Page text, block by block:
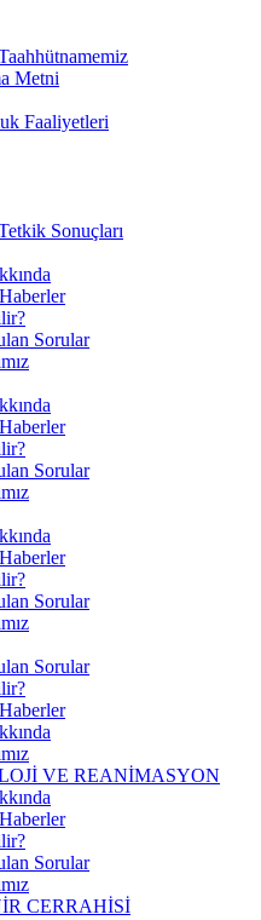
Metni
Faaliyetleri
Sonuçları
Sorular
Sorular
Sorular
Sorular
VE REANİMASYON
Sorular
CERRAHİSİ